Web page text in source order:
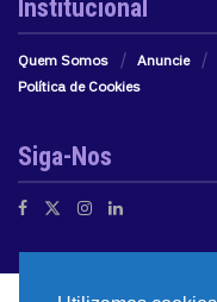
Institucional
Quem Somos Anuncie
Política de Cookies
Siga-Nos